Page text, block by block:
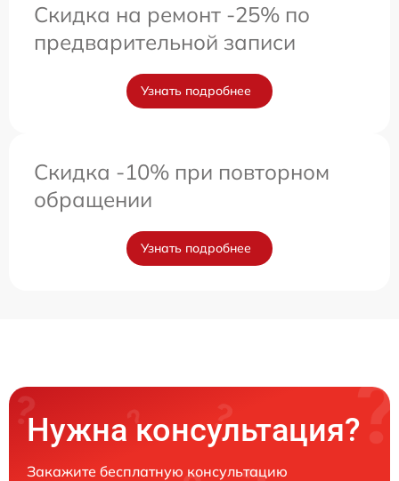
Скидка на ремонт -25% по
предварительной записи
Узнать подробнее
Скидка -10% при повторном
обращении
Узнать подробнее
Нужна консультация?
Закажите бесплатную консультацию